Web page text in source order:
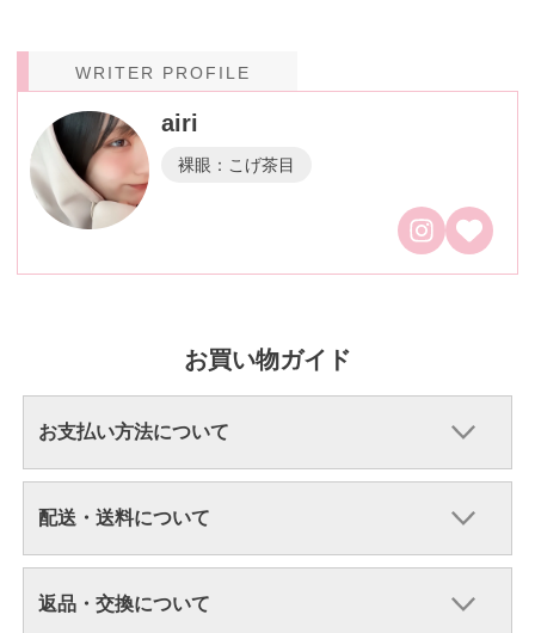
WRITER PROFILE
airi
裸眼：こげ茶目
お買い物ガイド
お支払い方法について
配送・送料について
返品・交換について